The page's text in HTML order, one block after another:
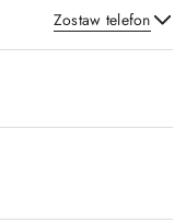
Zostaw telefon